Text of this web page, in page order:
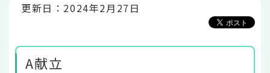
更新日：2024年2月27日
A献立